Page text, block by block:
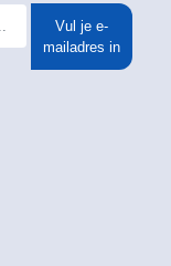
Vul je e-
mailadres in